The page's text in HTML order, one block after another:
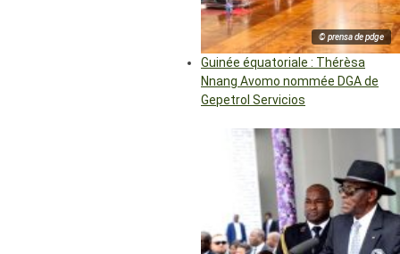
© prensa de pdge
Guinée équatoriale : Thérèsa
Nnang Avomo nommée DGA de
Gepetrol Servicios